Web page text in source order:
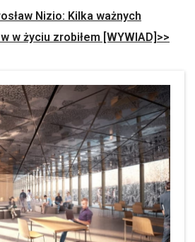
Nizio: Kilka ważnych
w życiu zrobiłem [WYWIAD]>>